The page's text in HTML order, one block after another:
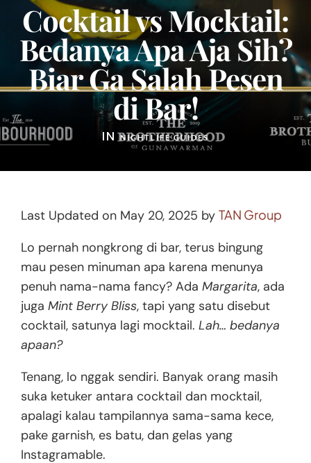
Cocktail vs Mocktail:
Bedanya Apa Aja Sih?
Biar Ga Salah Pesen
di Bar!
INNIGHTLIFE GUIDES
Last Updated on May 20, 2025 by TAN Group
Lo pernah nongkrong di bar, terus bingung
mau pesen minuman apa karena menunya
penuh nama-nama fancy? Ada Margarita, ada
juga Mint Berry Bliss, tapi yang satu disebut
cocktail, satunya lagi mocktail. Lah… bedanya
apaan?
Tenang, lo nggak sendiri. Banyak orang masih
suka ketuker antara cocktail dan mocktail,
apalagi kalau tampilannya sama-sama kece,
pake garnish, es batu, dan gelas yang
Instagramable.